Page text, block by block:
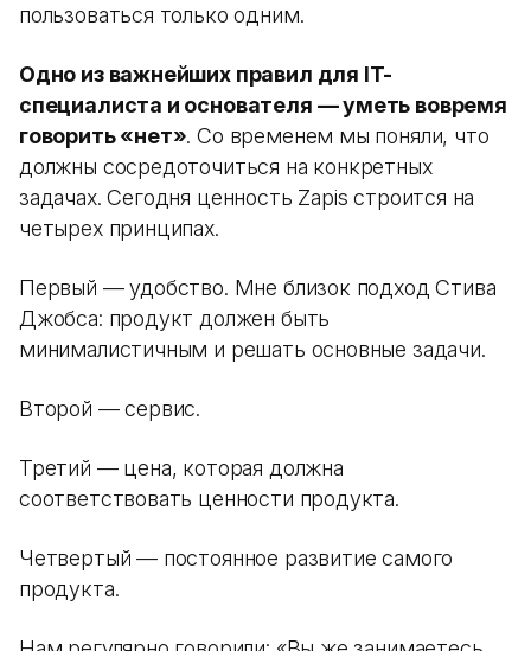
пользоваться только одним.
Одно из важнейших правил для IT-
специалиста и основателя — уметь вовремя
говорить «нет». Со временем мы поняли, что
должны сосредоточиться на конкретных
задачах. Сегодня ценность Zapis строится на
четырех принципах.
Первый — удобство. Мне близок подход Стива
Джобса: продукт должен быть
минималистичным и решать основные задачи.
Второй — сервис.
Третий — цена, которая должна
соответствовать ценности продукта.
Четвертый — постоянное развитие самого
продукта.